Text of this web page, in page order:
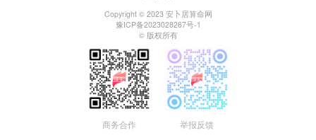
Copyright © 2023 安卜居算命网
豫ICP备2023028267号-1
© 版权所有
商务合作 举报反馈